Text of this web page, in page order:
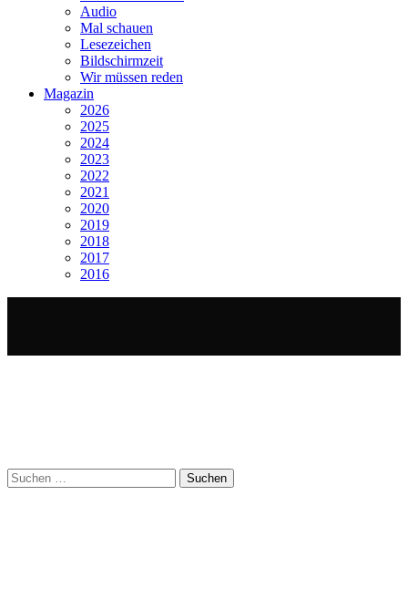
Audio
Mal schauen
Lesezeichen
Bildschirmzeit
Wir müssen reden
Magazin
2026
2025
2024
2023
2022
2021
2020
2019
2018
2017
2016
Suchen
nach: